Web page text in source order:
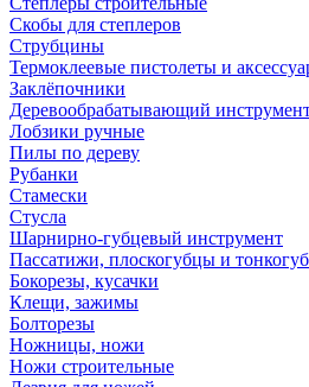
Скобы для степлеров
Струбцины
Термоклеевые пистолеты и
Заклёпочники
Деревообрабатывающий
Лобзики ручные
Пилы по дереву
Рубанки
Стамески
Стусла
Шарнирно-губцевый инструмент
Пассатижи, плоскогубцы и
Бокорезы, кусачки
Клещи, зажимы
Болторезы
Ножницы, ножи
Ножи строительные